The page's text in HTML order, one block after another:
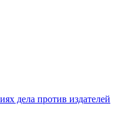
дела против издателей